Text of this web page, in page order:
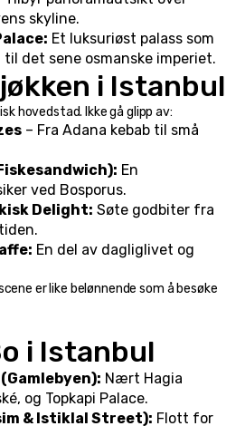
skyline.
Et luksuriøst palass som
det sene osmanske imperiet.
i Istanbul
hovedstad. Ikke gå glipp av:
– Fra Adana kebab til små
En
ved Bosporus.
Delight: Søte godbiter fra
En del av dagliglivet og
er like belønnende som å besøke
i Istanbul
Nært Hagia
og Topkapi Palace.
& Istiklal Street): Flott for